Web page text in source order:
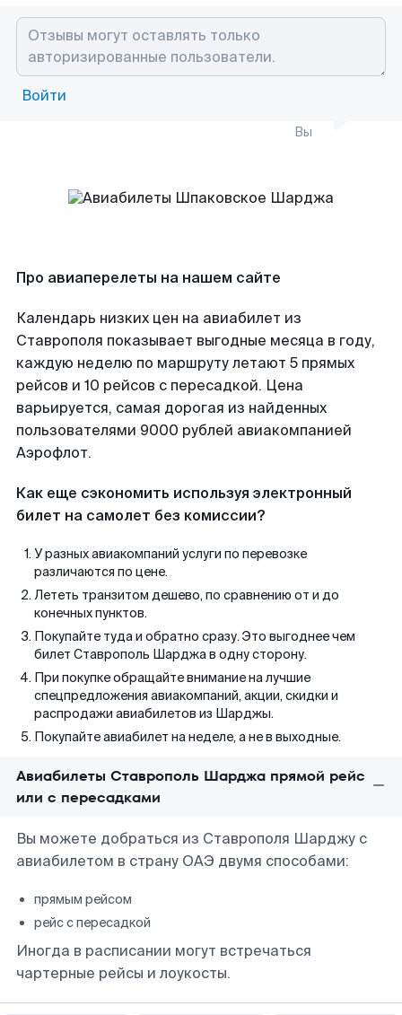
Войти
Вы
Про авиаперелеты на нашем сайте
Календарь низких цен на авиабилет из
Ставрополя показывает выгодные месяца в году,
каждую неделю по маршруту летают 5 прямых
рейсов и 10 рейсов с пересадкой. Цена
варьируется, самая дорогая из найденных
пользователями 9000 рублей авиакомпанией
Аэрофлот.
Как еще сэкономить используя электронный
билет на самолет без комиссии?
У разных авиакомпаний услуги по перевозке
различаются по цене.
Лететь транзитом дешево, по сравнению от и до
конечных пунктов.
Покупайте туда и обратно сразу. Это выгоднее чем
билет Ставрополь Шарджа в одну сторону.
При покупке обращайте внимание на лучшие
спецпредложения авиакомпаний, акции, скидки и
распродажи авиабилетов из Шарджы.
Покупайте авиабилет на неделе, а не в выходные.
Авиабилеты Ставрополь Шарджа прямой рейс
или с пересадками
Вы можете добраться из Ставрополя Шарджу с
авиабилетом в страну ОАЭ двумя способами:
прямым рейсом
рейс с пересадкой
Иногда в расписании могут встречаться
чартерные рейсы и лоукосты.